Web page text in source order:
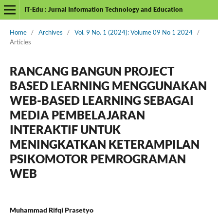
IT-Edu : Jurnal Information Technology and Education
Home / Archives / Vol. 9 No. 1 (2024): Volume 09 No 1 2024 /
Articles
RANCANG BANGUN PROJECT
BASED LEARNING MENGGUNAKAN
WEB-BASED LEARNING SEBAGAI
MEDIA PEMBELAJARAN
INTERAKTIF UNTUK
MENINGKATKAN KETERAMPILAN
PSIKOMOTOR PEMROGRAMAN
WEB
Muhammad Rifqi Prasetyo